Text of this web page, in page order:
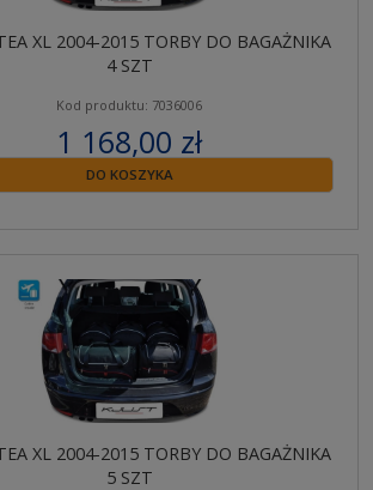
XL 2004-2015 TORBY DO BAGAŻNIKA
4 SZT
Kod produktu: 7036006
1 168,00 zł
zawiera 23% VAT
DO KOSZYKA
XL 2004-2015 TORBY DO BAGAŻNIKA
5 SZT